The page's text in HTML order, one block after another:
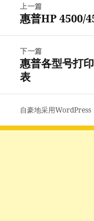
航
上一篇
上
文
章：
惠普HP 4500/
下一篇
下
篇
文
章：
惠普各型号打
表
自豪地采用WordPress